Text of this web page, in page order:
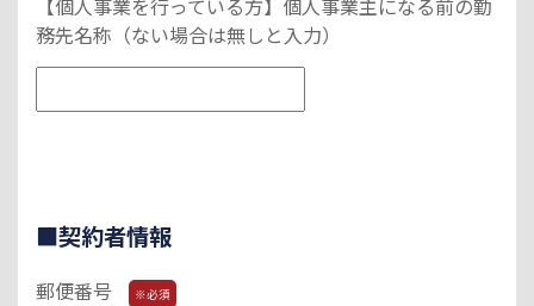
【個人事業を行っている方】個人事業主になる前の勤
務先名称（ない場合は無しと入力）
■契約者情報
郵便番号 ※必須